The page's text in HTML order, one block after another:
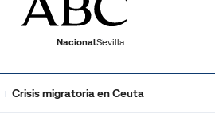
NacionalSevilla
Crisis migratoria en Ceuta